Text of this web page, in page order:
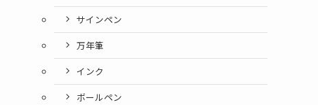
サインペン
万年筆
インク
ボールペン